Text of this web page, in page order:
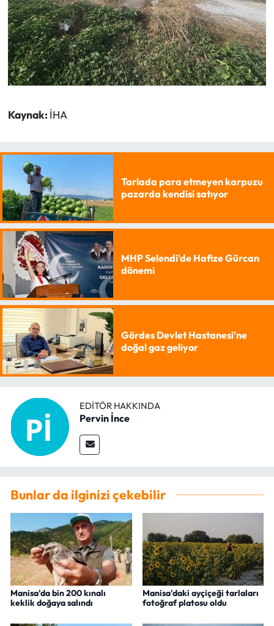
Kaynak: İHA
Tarlada para etmeyen karpuzu
pazarda kendisi satıyor
MHP Selendi'de Hafize Gürcan
dönemi
Gördes Devlet Hastanesi'ne
doğal gaz geliyor
EDITÖR HAKKINDA
Pervin İnce
Bunlar da ilginizi çekebilir
Manisa'da bin 200 kınalı
keklik doğaya salındı
Manisa'daki ayçiçeği tarlaları
fotoğraf platosu oldu